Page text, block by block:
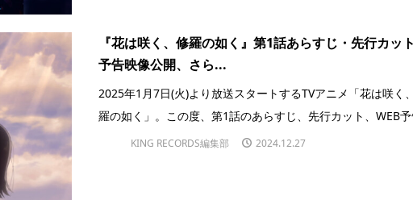
『花は咲く、修羅の如く』第1話あらすじ・先行カッ
予告映像公開、さら...
2025年1月7日(火)より放送スタートするTVアニメ「花は咲く
羅の如く」。この度、第1話のあらすじ、先行カット、WEB
KING RECORDS編集部 2024.12.27